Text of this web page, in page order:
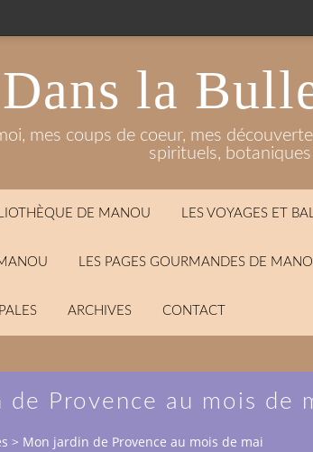
Dans la
mes coups de coeur, mes
spirituels,
DE MANOU LES VOYAGES ET
LES PAGES GOURMANDES DE
ARCHIVES CONTACT
de Provence au mois de
> Mon jardin de Provence au mois de mai